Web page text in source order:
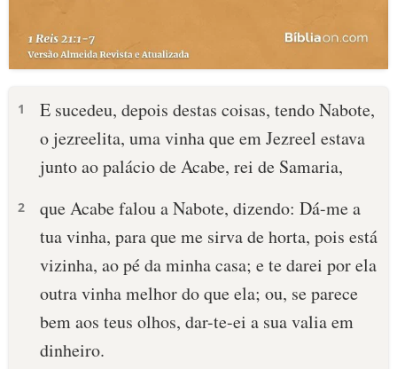
1
E sucedeu, depois destas coisas, tendo Nabote,
o jezreelita, uma vinha que em Jezreel estava
junto ao palácio de Acabe, rei de Samaria,
2
que Acabe falou a Nabote, dizendo: Dá-me a
tua vinha, para que me sirva de horta, pois está
vizinha, ao pé da minha casa; e te darei por ela
outra vinha melhor do que ela; ou, se parece
bem aos teus olhos, dar-te-ei a sua valia em
dinheiro.